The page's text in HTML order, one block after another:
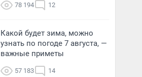
78 194 12
Какой будет зима, можно
узнать по погоде 7 августа, —
важные приметы
57 183 14